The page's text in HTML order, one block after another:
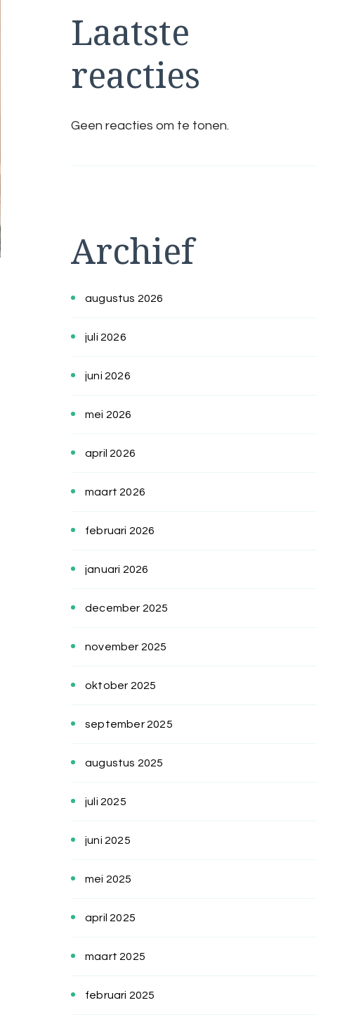
Laatste
reacties
Geen reacties om te tonen.
Archief
augustus 2026
juli 2026
juni 2026
mei 2026
april 2026
maart 2026
februari 2026
januari 2026
december 2025
november 2025
oktober 2025
september 2025
augustus 2025
juli 2025
juni 2025
mei 2025
april 2025
maart 2025
februari 2025